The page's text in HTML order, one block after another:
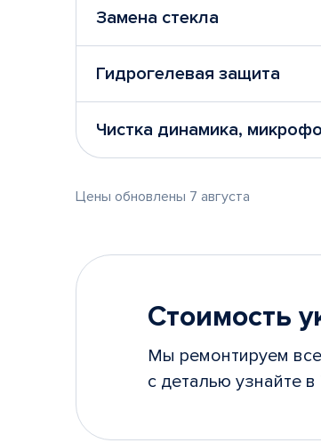
Замена стекла
Гидрогелевая защита
Чистка динамика,
Цены обновлены 7 августа
Стоимость
Мы ремонтируем
с деталью узнайте